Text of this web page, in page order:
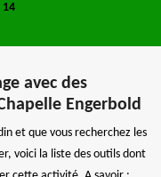
14
avec des
Engerbold
et que vous recherchez les
voici la liste des outils dont